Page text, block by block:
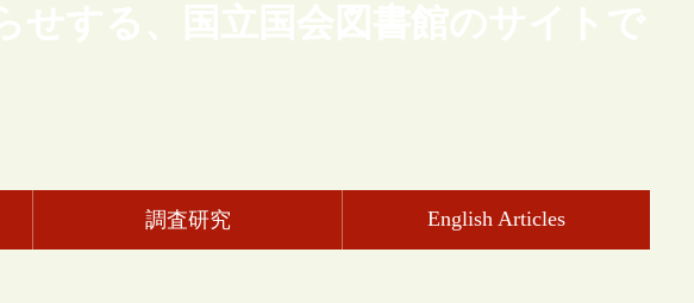
せする、国立国会図書館のサイトで
調査研究 English Articles